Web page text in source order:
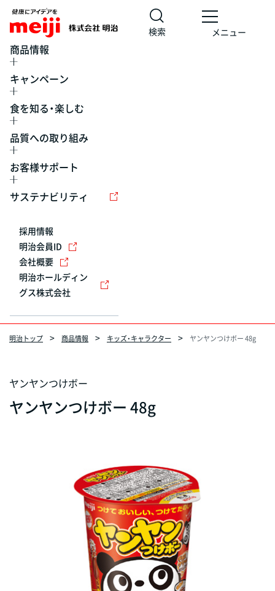
検索 メニュー
商品情報
キャンペーン
食を知る・楽しむ
品質への取り組み
お客様サポート
サステナビリティ
採用情報
明治会員ID
会社概要
明治ホールディン
グス株式会社
明治トップ 商品情報 キッズ・キャラクター ヤンヤンつけボー 48g
ヤンヤンつけボー
ヤンヤンつけボー 48g